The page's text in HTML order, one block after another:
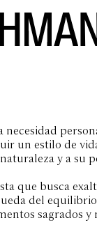
necesidad
un estilo de
y a su
que busca
del
sagrados y